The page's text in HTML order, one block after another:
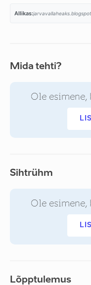
Allikas:
Mida tehti?
Ole esimene,
Sihtrühm
Ole esimene,
Lõpptulemus